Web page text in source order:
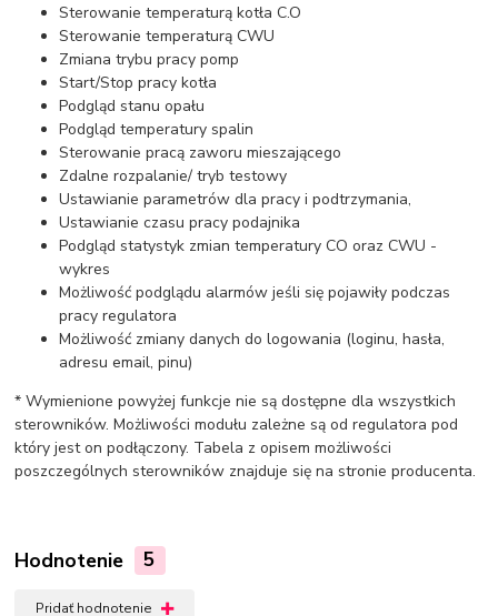
Sterowanie temperaturą kotła C.O
Sterowanie temperaturą CWU
Zmiana trybu pracy pomp
Start/Stop pracy kotła
Podgląd stanu opału
Podgląd temperatury spalin
Sterowanie pracą zaworu mieszającego
Zdalne rozpalanie/ tryb testowy
Ustawianie parametrów dla pracy i podtrzymania,
Ustawianie czasu pracy podajnika
Podgląd statystyk zmian temperatury CO oraz CWU -
wykres
Możliwość podglądu alarmów jeśli się pojawiły podczas
pracy regulatora
Możliwość zmiany danych do logowania (loginu, hasła,
adresu email, pinu)
* Wymienione powyżej funkcje nie są dostępne dla wszystkich
sterowników. Możliwości modułu zależne są od regulatora pod
który jest on podłączony. Tabela z opisem możliwości
poszczególnych sterowników znajduje się na stronie producenta.
Hodnotenie 5
Pridať hodnotenie